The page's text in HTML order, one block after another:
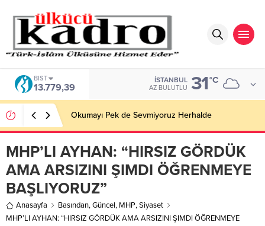
BIST
13.779,39
İSTANBUL
AZ BULUTLU 31°C
Okumayı Pek de Sevmiyoruz Herhalde
MHP’LI AYHAN: “HIRSIZ GÖRDÜK
AMA ARSIZINI ŞIMDI ÖĞRENMEYE
BAŞLIYORUZ”
Anasayfa Basından,Güncel, MHP,Siyaset
MHP’LI AYHAN: “HIRSIZ GÖRDÜK AMA ARSIZINI ŞIMDI ÖĞRENMEYE